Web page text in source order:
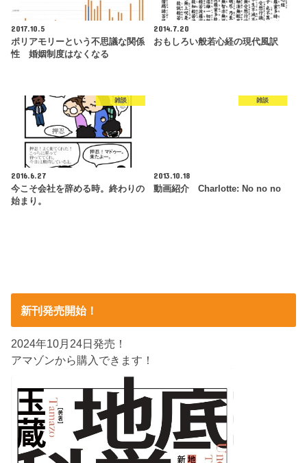
2017.10.5
ポリアモリーという不思議な関係
性 婚姻制度はなくなる
2014.7.20
おもしろい般若心経の現代風訳
雑談
2016.6.27
今こそ会社を辞める時。終わりの
始まり。
雑談
2013.10.18
動画紹介 Charlotte: No no no
新刊発売開始！
2024年10月24日発売！
アマゾンから購入できます！